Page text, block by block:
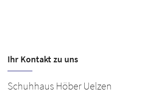
Ihr Kontakt zu uns
Schuhhaus Höber Uelzen